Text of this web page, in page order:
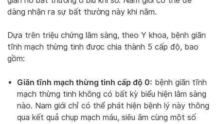
dàng nhận ra sự bất thường này khi nằm.
Dựa trên triệu chứng lâm sàng, theo Y khoa, bệnh giãn
tĩnh mạch thừng tinh được chia thành 5 cấp độ, bao
gồm:
Giãn tĩnh mạch thừng tinh cấp độ 0: bệnh giãn tĩnh
mạch thừng tinh không có bất kỳ biểu hiện lâm sàng
nào. Nam giới chỉ có thể phát hiện bệnh lý này thông
qua kết quả chụp mạch máu, siêu âm cùng một số